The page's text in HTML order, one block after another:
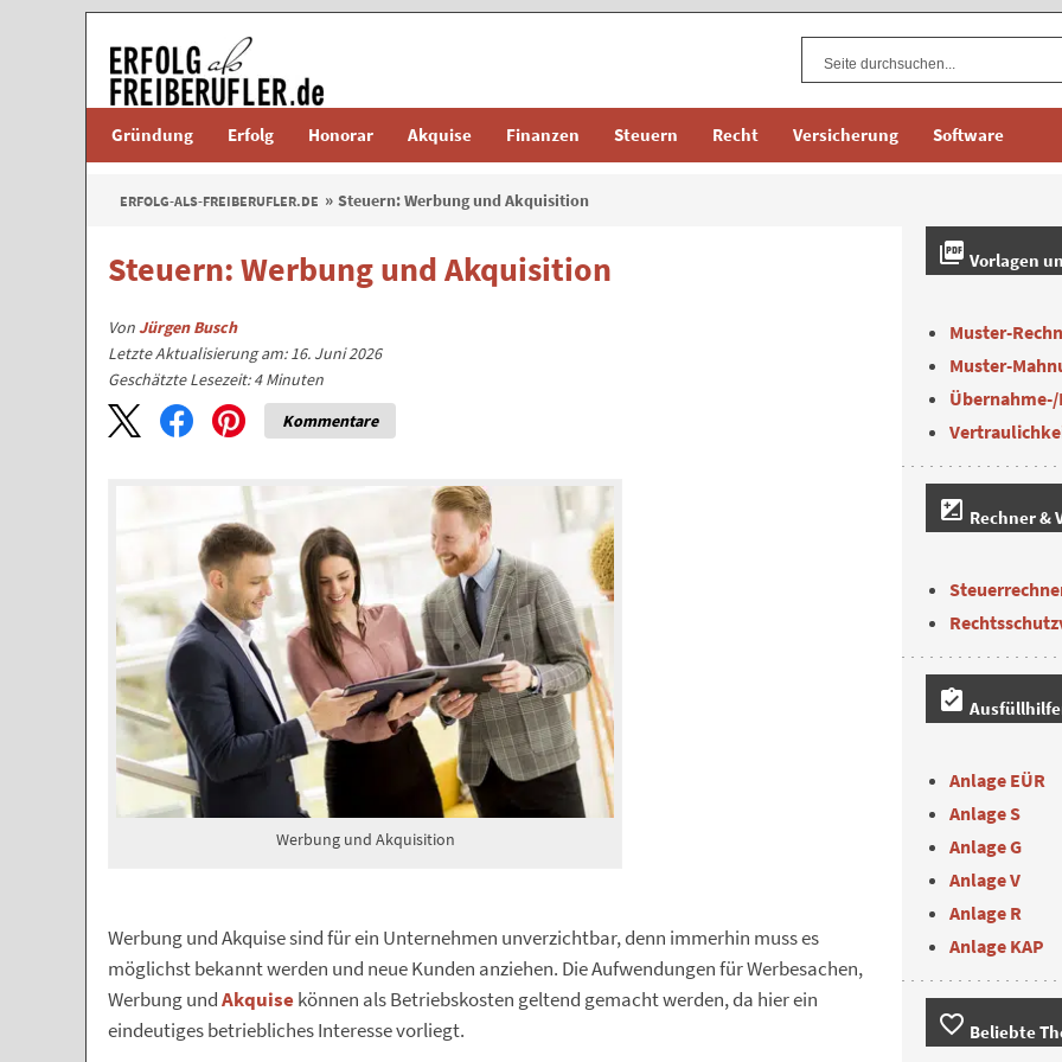
Gründung Erfolg Honorar Akquise Finanzen Steuern Recht Versicherung Software
ERFOLG-ALS-FREIBERUFLER.DE Steuern: Werbung und Akquisition
Steuern: Werbung und Akquisition
VonJürgen Busch
Letzte Aktualisierung am: 16. Juni 2026
Geschätzte Lesezeit:4 Minuten
Kommentare
Werbung und Akquisition
Werbung und Akquise sind für ein Unternehmen unverzichtbar, denn immerhin muss es
möglichst bekannt werden und neue Kunden anziehen. Die Aufwendungen für Werbesachen,
Werbung undAkquisekönnen als Betriebskosten geltend gemacht werden, da hier ein
eindeutiges betriebliches Interesse vorliegt.
picture_as_pdf Vorlagen
Muster-
Muster-
iso Rechner &
assignment_turned_in
Anlage EÜR
Anlage S
Anlage G
Anlage V
Anlage R
Anlage KAP
favorite_border Beliebte